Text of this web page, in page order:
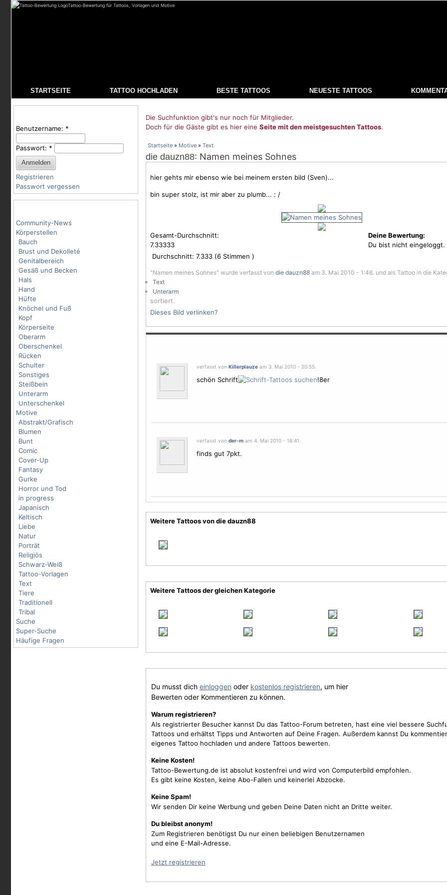
Tattoo-Bewertung für Tattoos, Vorlagen und Motive
STARTSEITE TATTOO HOCHLADEN BESTE TATTOOS NEUESTE TATTOOS
Benutzername: *
Passwort: *
Registrieren
Passwort vergessen
Community-News
Körperstellen
Bauch
Brust und Dekolleté
Genitalbereich
Gesäß und Becken
Hals
Hand
Hüfte
Knöchel und Fuß
Kopf
Körperseite
Oberarm
Oberschenkel
Rücken
Schulter
Sonstiges
Steißbein
Unterarm
Unterschenkel
Motive
Abstrakt/Grafisch
Blumen
Bunt
Comic
Cover-Up
Fantasy
Gurke
Horror und Tod
in progress
Japanisch
Keltisch
Liebe
Natur
Porträt
Religiös
Schwarz-Weiß
Tattoo-Vorlagen
Text
Tiere
Traditionell
Tribal
Suche
Super-Suche
Häufige Fragen
Die Suchfunktion gibt's nur noch für Mitglieder.
Doch für die Gäste gibt es hier eine Seite mit den meistgesuchten Tattoos.
Startseite » Motive » Text
die dauzn88: Namen meines Sohnes
hier gehts mir ebenso wie bei meinem ersten bild (Sven)...
bin super stolz, ist mir aber zu plumb... : /
Gesamt-Durchschnitt:
7.33333
Durchschnitt: 7.333 (6 Stimmen )
Deine Bewertung:
Du bist nicht eingeloggt.
"Namen meines Sohnes" wurde verfasst von die dauzn88 am 3. Mai 2010 - 1:46. und als Tattoo in die
Text
Unterarm
sortiert.
Dieses Bild verlinken?
verfasst von Killerplauzeam 3. Mai 2010 - 20:55.
schön Schrift !8er
verfasst von der-mam 4. Mai 2010 - 16:41.
finds gut 7pkt.
Weitere Tattoos von die dauzn88
Weitere Tattoos der gleichen Kategorie
Du musst dich einloggen oder kostenlos registrieren, um hier
Bewerten oder Kommentieren zu können.
Warum registrieren?
Als registrierter Besucher kannst Du das Tattoo-Forum betreten, hast eine viel bessere
Tattoos und erhältst Tipps und Antworten auf Deine Fragen. Außerdem kannst Du
eigenes Tattoo hochladen und andere Tattoos bewerten.
Keine Kosten!
Tattoo-Bewertung.de ist absolut kostenfrei und wird von Computerbild empfohlen.
Es gibt keine Kosten, keine Abo-Fallen und keinerlei Abzocke.
Keine Spam!
Wir senden Dir keine Werbung und geben Deine Daten nicht an Dritte weiter.
Du bleibst anonym!
Zum Registrieren benötigst Du nur einen beliebigen Benutzernamen
und eine E-Mail-Adresse.
Jetzt registrieren